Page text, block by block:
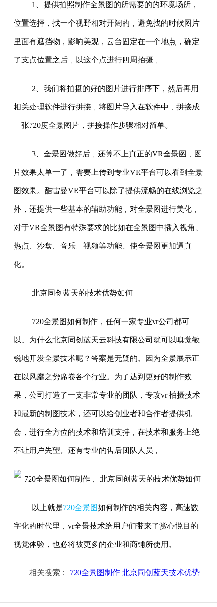
1、提供拍照制作全景图的所需要的的环境场所，
位置选择，找一个视野相对开阔的，避免找的时候图片
里面有遮挡物，影响美观，云台固定在一个地点，确定
了支点位置之后，以这个点进行四周拍摄，
2、我们将拍摄的好的图片进行排序下，然后再用
相关处理软件进行拼接，将图片导入在软件中，拼接成
一张720度全景图片，拼接操作步骤相对简单。
3、全景图做好后，还算不上真正的VR全景图，图
片效果太单一了，需要上传到专业VR平台可以看到全景
图效果。酷雷曼VR平台可以除了提供流畅的在线浏览之
外，还提供一些基本的辅助功能，对全景图进行美化，
对于VR全景图有特殊要求的比如在全景图中插入视角、
热点、沙盘、音乐、视频等功能。使全景图更加逼真
化。
北京同创蓝天的技术优势如何
720全景图如何制作，任何一家专业vr公司都可
以。为什么北京同创蓝天云科技有限公司就可以嗅觉敏
锐地开发全景技术呢？答案是无疑的。因为全景展示正
在以风靡之势席卷各个行业。为了达到更好的制作效
果，公司打造了一支非常专业的团队，专攻vr 拍摄技术
和最新的制图技术，还可以给创业者和合作者提供机
会，进行全方位的技术和培训支持，在技术和服务上绝
不让用户失望。还有专业的售后团队人员，
以上就是720全景图如何制作的相关内容，高速数
字化的时代里，vr全景技术给用户们带来了赏心悦目的
视觉体验，也必将被更多的企业和商铺所使用。
相关搜索： 720全景图制作 北京同创蓝天技术优势